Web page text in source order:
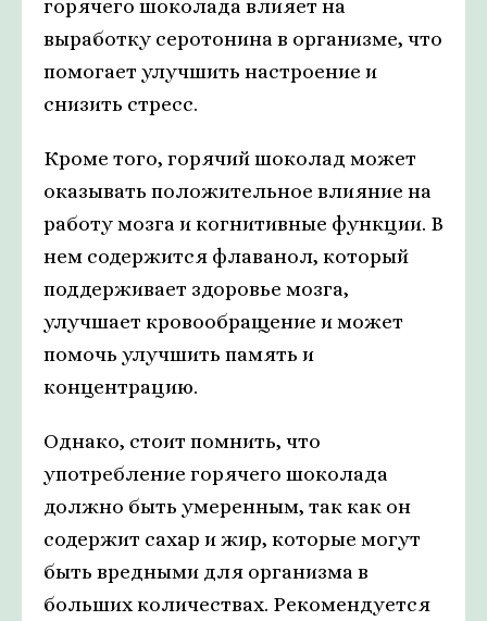
горячего шоколада влияет на
выработку серотонина в организме, что
помогает улучшить настроение и
снизить стресс.
Кроме того, горячий шоколад может
оказывать положительное влияние на
работу мозга и когнитивные функции. В
нем содержится флаванол, который
поддерживает здоровье мозга,
улучшает кровообращение и может
помочь улучшить память и
концентрацию.
Однако, стоит помнить, что
употребление горячего шоколада
должно быть умеренным, так как он
содержит сахар и жир, которые могут
быть вредными для организма в
больших количествах. Рекомендуется